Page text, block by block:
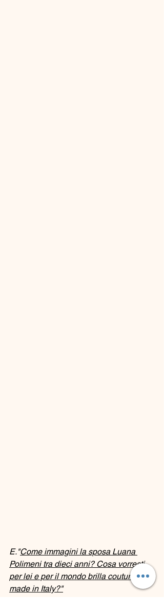
E."Come immagini la sposa Luana
Polimeni tra dieci anni? Cosa vorresti
per lei e per il mondo brilla couture
made in Italy?"